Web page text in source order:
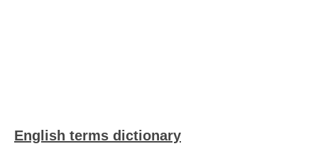
English terms dictionary